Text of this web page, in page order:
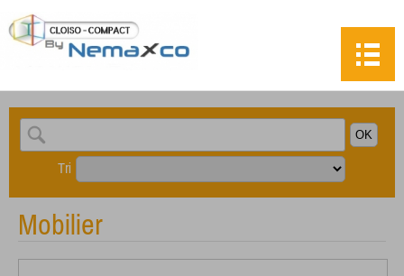
Tri
Mobilier